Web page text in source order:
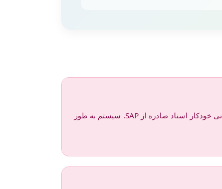
اسناد از طرق مختلف وارد سیستم می‌شوند: اسکن اسناد کاغذی، آپلود فایل‌های دیجیتال، دریافت از ایمیل، یا بایگانی خودکار اسناد صادره از SAP. سیستم به طور